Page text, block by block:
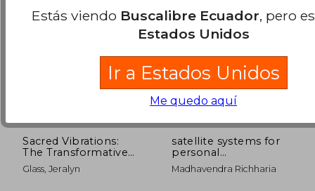
Sacred Vibrations:
The Transformative
Power of Crystalline
Sound and Music (en
Glass, Jeralyn
satellite systems for
personal
applications,concepts
and technology
Madhavendra Richharia
Estás viendo Buscalibre Ecuador, pero
Estados Unidos
Ir a Estados Unidos
Me quedo aquí